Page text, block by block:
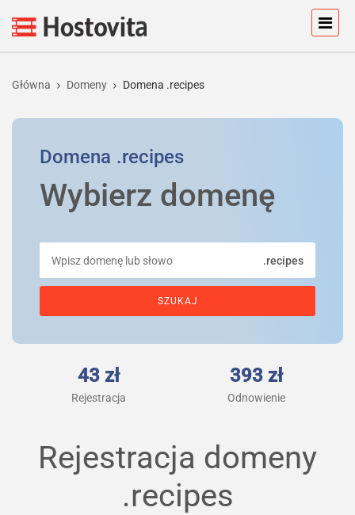
Główna Domeny Domena .recipes
Domena .recipes
Wybierz domenę
.recipes
43 zł
Rejestracja
393 zł
Odnowienie
Rejestracja domeny
.recipes